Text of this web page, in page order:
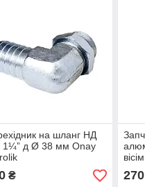
на шланг НД
1¼” д Ø 38 мм Onay
₴ 270